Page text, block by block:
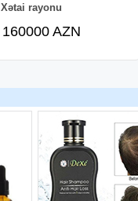
Xətai rayonu
160000 AZN